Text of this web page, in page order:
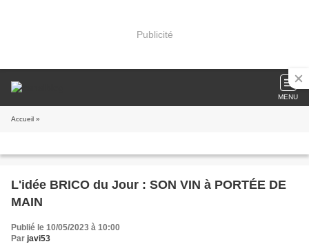
Publicité
MENU
Accueil »
L'idée BRICO du Jour : SON VIN à PORTÉE DE
MAIN
Publié le 10/05/2023 à 10:00
Par javi53